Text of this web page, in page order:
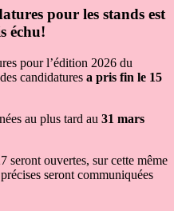
pour les stands est
échu!
pour l’édition 2026 du
candidatures a pris fin le 15
au plus tard au 31 mars
seront ouvertes, sur cette même
seront communiquées